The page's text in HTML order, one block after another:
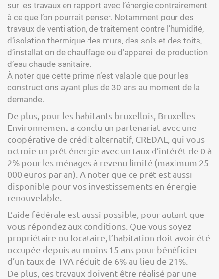
sur les travaux en rapport avec l’énergie contrairement
à ce que l’on pourrait penser. Notamment pour des
travaux de ventilation, de traitement contre l’humidité,
d’isolation thermique des murs, des sols et des toits,
d’installation de chauffage ou d’appareil de production
d’eau chaude sanitaire.
À noter que cette prime n’est valable que pour les
constructions ayant plus de 30 ans au moment de la
demande.
De plus, pour les habitants bruxellois, Bruxelles
Environnement a conclu un partenariat avec une
coopérative de crédit alternatif, CREDAL, qui vous
octroie un prêt énergie avec un taux d’intérêt de 0 à
2% pour les ménages à revenu limité (maximum 25
000 euros par an). A noter que ce prêt est aussi
disponible pour vos investissements en énergie
renouvelable.
L’aide fédérale est aussi possible, pour autant que
vous répondez aux conditions. Que vous soyez
propriétaire ou locataire, l’habitation doit avoir été
occupée depuis au moins 15 ans pour bénéficier
d’un taux de TVA réduit de 6% au lieu de 21%.
De plus, ces travaux doivent être réalisé par une